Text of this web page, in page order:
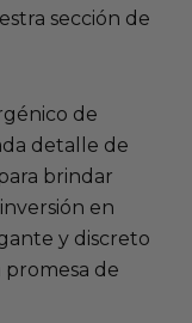
sección de
de
detalle de
brindar
en
y discreto
de